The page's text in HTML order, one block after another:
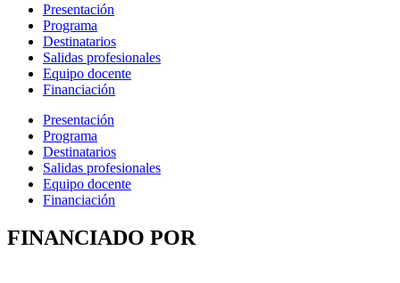
Presentación
Programa
Destinatarios
Salidas profesionales
Equipo docente
Financiación
Presentación
Programa
Destinatarios
Salidas profesionales
Equipo docente
Financiación
FINANCIADO POR